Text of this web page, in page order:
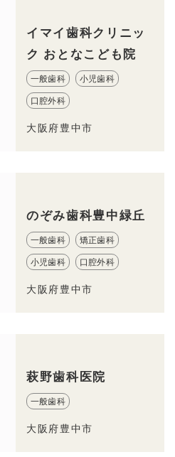
イマイ歯科クリニッ
ク おとなこども院
一般歯科 小児歯科
口腔外科
大阪府豊中市
のぞみ歯科豊中緑丘
一般歯科 矯正歯科
小児歯科 口腔外科
大阪府豊中市
萩野歯科医院
一般歯科
大阪府豊中市